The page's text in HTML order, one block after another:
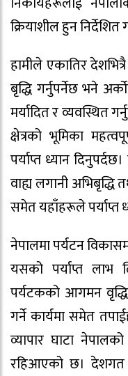
क्रियाशील हुन निर्देशित
हामीले एकातिर
बृद्धि गर्नुपर्नेछ भने
मर्यादित र व्यवस्थित
क्षेत्रको भूमिका
पर्याप्त ध्यान
वाह्य लगानी अभिबृद्धि
समेत यहाँहरूले पर्याप्त
नेपालमा पर्यटन
यसको पर्याप्त लाभ
पर्यटकको आगमन
गर्ने कार्यमा समेत
व्यापार घाटा
रहिआएको छ। देशगत